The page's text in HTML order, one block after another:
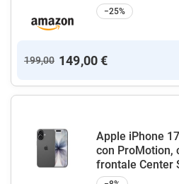
−25%
199,00 149,00 €
Apple iPhone
con ProMotion,
frontale Center